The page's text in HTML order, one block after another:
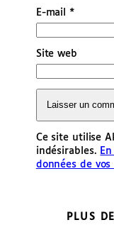
E-mail*
Site web
Ce site utilise
indésirables.
données de
PLUS